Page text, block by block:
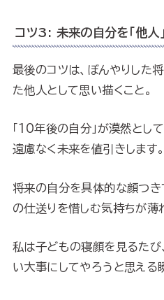
コツ3: 未来の自分を「他人
最後のコツは、ぼんやりした
た他人として思い描くこと。
「10年後の自分」が漠然とし
遠慮なく未来を値引きします。
将来の自分を具体的な顔つき
の仕送りを惜しむ気持ちが薄
私は子どもの寝顔を見るたび
い大事にしてやろうと思える